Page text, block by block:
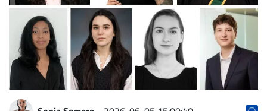
Archives
CARRIÈRE
ET
EMPLOIS
AVOCATS